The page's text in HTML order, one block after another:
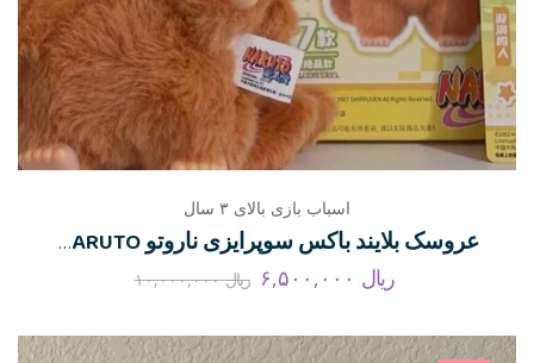
اسباب بازی بالای ۳ سال
عروسک بلایند باکس سوپرایزی ناروتو NARUTO سری انیمه
ریال ریال۱۰,۰۰۰,۰۰۰